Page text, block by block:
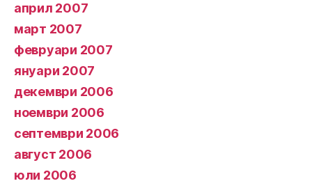
април 2007
март 2007
февруари 2007
януари 2007
декември 2006
ноември 2006
септември 2006
август 2006
юли 2006